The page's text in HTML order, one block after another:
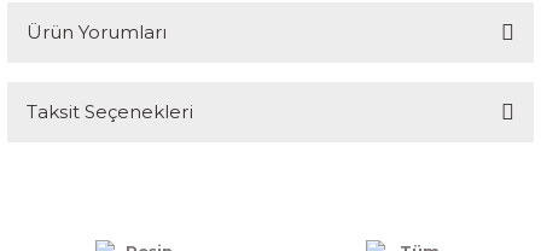
Ürün Yorumları
Bu ürüne ilk yorumu siz yapın!
Taksit Seçenekleri